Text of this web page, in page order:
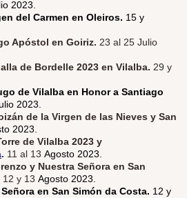
2023.
del Carmen en Oleiros. 15 y
Apóstol en Goiriz. 23 al 25 Julio
de Bordelle 2023 en Vilalba. 29 y
de Vilalba en Honor a Santiago
2023.
de la Virgen de las Nieves y San
2023.
de Vilalba 2023 y
. 11 al 13 Agosto 2023.
y Nuestra Señora en San
12 y 13 Agosto 2023.
en San Simón da Costa. 12 y